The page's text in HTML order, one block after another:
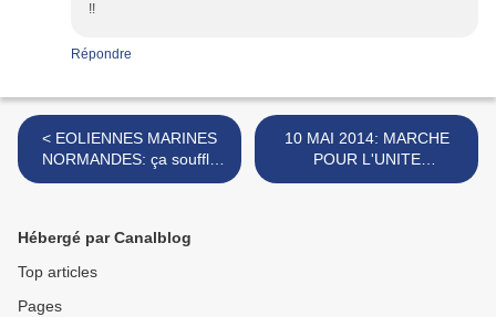
!!
Répondre
< EOLIENNES MARINES
NORMANDES: ça souffle
sur le Tréport... Mais
10 MAI 2014: MARCHE
POUR L'UNITE
NORMANDE DERNIERES
Hébergé par Canalblog
Top articles
Pages